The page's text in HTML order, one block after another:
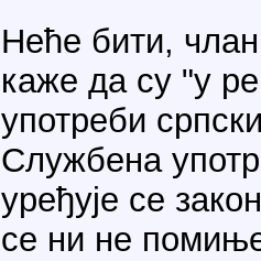
Неће бити, члан
каже да су "у
употреби
Службена
уређује се
се ни не